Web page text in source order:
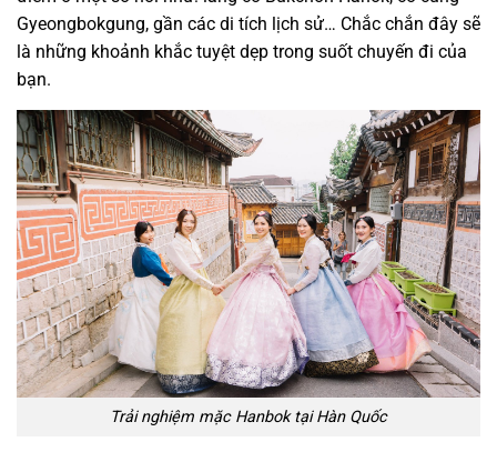
Gyeongbokgung, gần các di tích lịch sử… Chắc chắn đây sẽ
là những khoảnh khắc tuyệt dẹp trong suốt chuyến đi của
bạn.
Trải nghiệm mặc Hanbok tại Hàn Quốc